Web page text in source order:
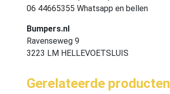
06 44665355 Whatsapp en bellen
Bumpers.nl
Ravenseweg 9
3223 LM HELLEVOETSLUIS
Gerelateerde producten